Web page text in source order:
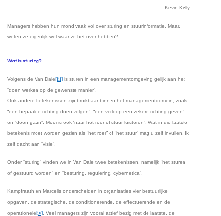
Kevin Kelly
Managers hebben hun mond vaak vol over sturing en stuurinformatie. Maar,
weten ze eigenlijk wel waar ze het over hebben?
Wat is sturing?
Volgens de Van Dale[iii] is sturen in een managementomgeving gelijk aan het
“doen werken op de gewenste manier”.
Ook andere betekenissen zijn bruikbaar binnen het managementdomein, zoals
“een bepaalde richting doen volgen”, “een verloop een zekere richting geven”
en “doen gaan”. Mooi is ook “naar het roer of stuur luisteren”. Wat in die laatste
betekenis moet worden gezien als “het roer” of “het stuur” mag u zelf invullen. Ik
zelf dacht aan “visie”.
Onder “sturing” vinden we in Van Dale twee betekenissen, namelijk “het sturen
of gestuurd worden” en “besturing, regulering, cybernetica”.
Kampfraath en Marcelis onderscheiden in organisaties vier bestuurlijke
opgaven, de strategische, de conditionerende, de effectuerende en de
operationele[iv] . Veel managers zijn vooral actief bezig met de laatste, de